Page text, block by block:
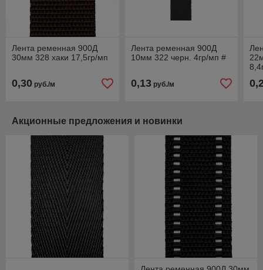
Лента ременная 900Д
30мм 328 хаки 17,5гр/мп
0,30 руб./м
Лента ременная 900Д
10мм 322 черн. 4гр/мп #
0,13руб./м
Акционные предложения и новинки